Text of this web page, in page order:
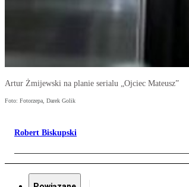
Artur Żmijewski na planie serialu „Ojciec Mateusz”
Foto: Fotorzepa, Darek Golik
Robert Biskupski